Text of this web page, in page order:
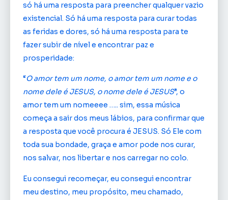
só há uma resposta para preencher qualquer vazio
existencial. Só há uma resposta para curar todas
as feridas e dores, só há uma resposta para te
fazer subir de nível e encontrar paz e
prosperidade:
“O amor tem um nome, o amor tem um nome e o
nome dele é JESUS, o nome dele é JESUS”, o
amor tem um nomeeee ….. sim, essa música
começa a sair dos meus lábios, para confirmar que
a resposta que você procura é JESUS. Só Ele com
toda sua bondade, graça e amor pode nos curar,
nos salvar, nos libertar e nos carregar no colo.
Eu consegui recomeçar, eu consegui encontrar
meu destino, meu propósito, meu chamado,